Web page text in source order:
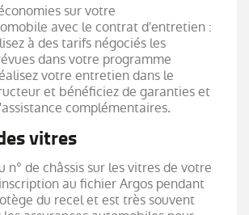
sur votre
avec le contrat d'entretien :
à des tarifs négociés les
dans votre programme
votre entretien dans le
et bénéficiez de garanties et
complémentaires.
vitres
n° de châssis sur les vitres de votre
au fichier Argos pendant
du recel et est très souvent